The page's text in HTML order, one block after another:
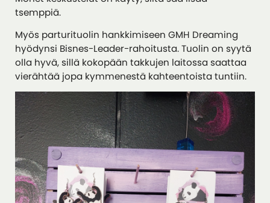
tsemppiä.
Myös parturituolin hankkimiseen GMH Dreaming
hyödynsi Bisnes-Leader-rahoitusta. Tuolin on syytä
olla hyvä, sillä kokopään takkujen laitossa saattaa
vierähtää jopa kymmenestä kahteentoista tuntiin.